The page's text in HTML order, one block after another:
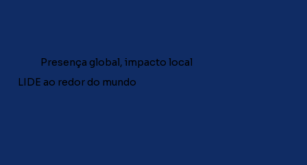
Presença global, impacto local
LIDE ao redor do mundo